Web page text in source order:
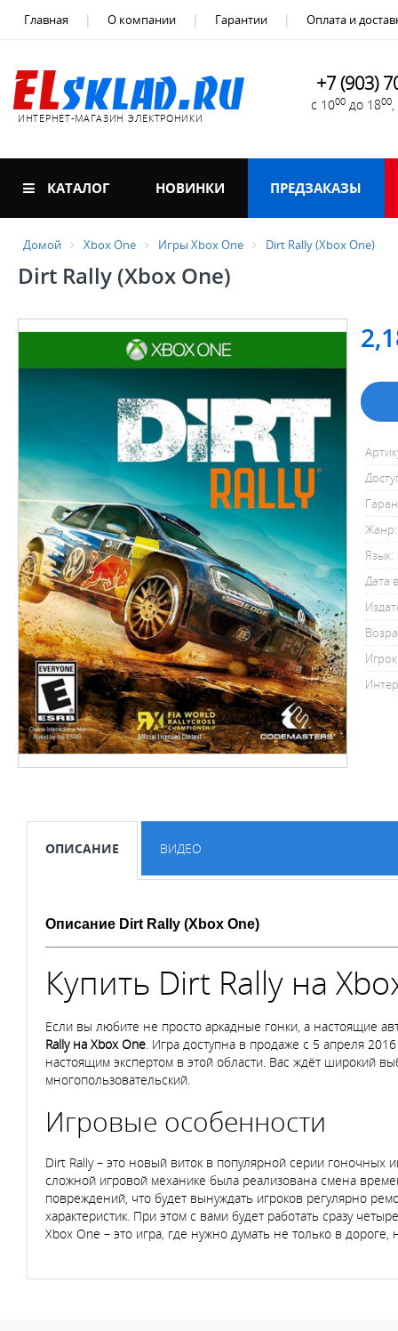
Главная О компании Гарантии Оплата и
ИНТЕРНЕТ-МАГАЗИН ЭЛЕКТРОНИКИ
+7 (903)
с 1000 до 1800
КАТАЛОГ НОВИНКИ ПРЕДЗАКАЗЫ
Домой Xbox One Игры Xbox One Dirt Rally (Xbox One)
Dirt Rally (Xbox One)
Жанр:
Язык:
Дата
ОПИСАНИЕ ВИДЕО
Описание Dirt Rally (Xbox One)
Купить Dirt Rally на
Если вы любите не просто аркадные гонки, а настоящие
Rally на Xbox One . Игра доступна в продаже с 5 апреля
настоящим экспертом в этой области. Вас ждёт широкий
многопользовательский.
Игровые особенности
Dirt Rally – это новый виток в популярной серии гоночных
сложной игровой механике была реализована смена
повреждений, что будет вынуждать игроков регулярно
характеристик. При этом с вами будет работать сразу
Xbox One – это игра, где нужно думать не только в дороге,